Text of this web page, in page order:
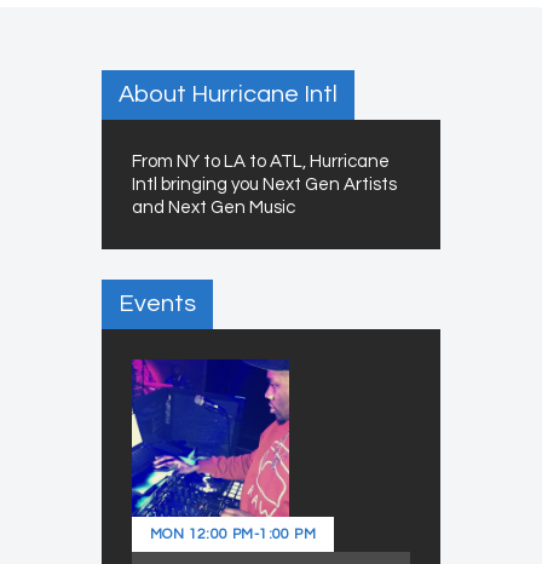
About Hurricane Intl
From NY to LA to ATL, Hurricane
Intl bringing you Next Gen Artists
and Next Gen Music
Events
MON 12:00 PM-1:00 PM